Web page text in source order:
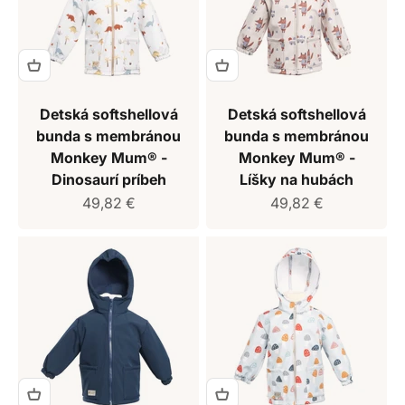
Detská softshellová
bunda s membránou
Monkey Mum® -
Dinosaurí príbeh
Predajná cena
49,82 €
Detská softshellová
bunda s membránou
Monkey Mum® -
Líšky na hubách
Predajná cena
49,82 €